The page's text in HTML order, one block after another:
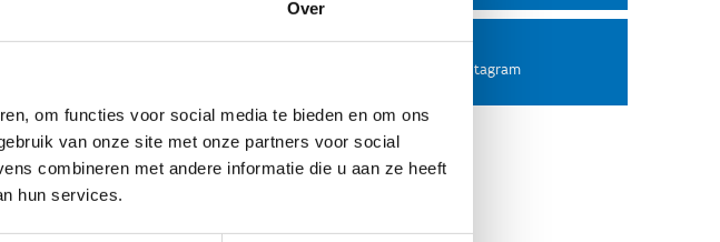
Over
om functies voor social media te bieden en om ons
van onze site met onze partners voor social
combineren met andere informatie die u aan ze heeft
hun services.
Instagram
Volg ons op Instagram